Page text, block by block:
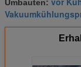
Umbauten: